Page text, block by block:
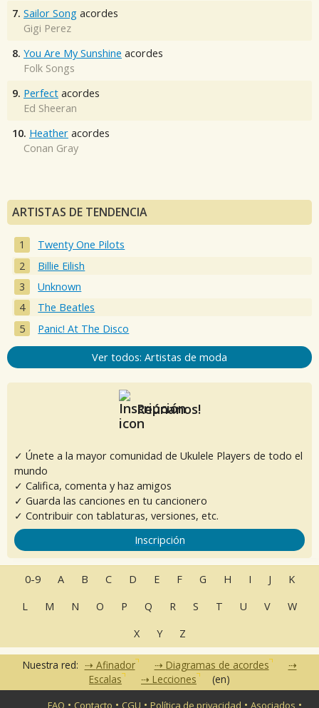
7. Sailor Song acordes
Gigi Perez
8. You Are My Sunshine acordes
Folk Songs
9. Perfect acordes
Ed Sheeran
10. Heather acordes
Conan Gray
ARTISTAS DE TENDENCIA
Twenty One Pilots
Billie Eilish
Unknown
The Beatles
Panic! At The Disco
Ver todos: Artistas de moda
Reúnanos!
✓ Únete a la mayor comunidad de Ukulele Players de todo el
mundo
✓ Califica, comenta y haz amigos
✓ Guarda las canciones en tu cancionero
✓ Contribuir con tablaturas, versiones, etc.
Inscripción
0-9 A B C D E F G H I J
K
L
M N O P Q R S T U V
W
X
Y Z
Nuestra red: Afinador
Diagramas de acordes
Escalas
Lecciones (en)
FAQ • Contacto • CGU •Política de privacidad •Asociados •